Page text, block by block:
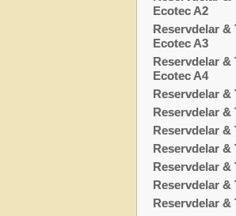
Ecotec A2
Reservdelar &
Ecotec A3
Reservdelar &
Ecotec A4
Reservdelar &
Reservdelar &
Reservdelar &
Reservdelar &
Reservdelar &
Reservdelar &
Reservdelar &